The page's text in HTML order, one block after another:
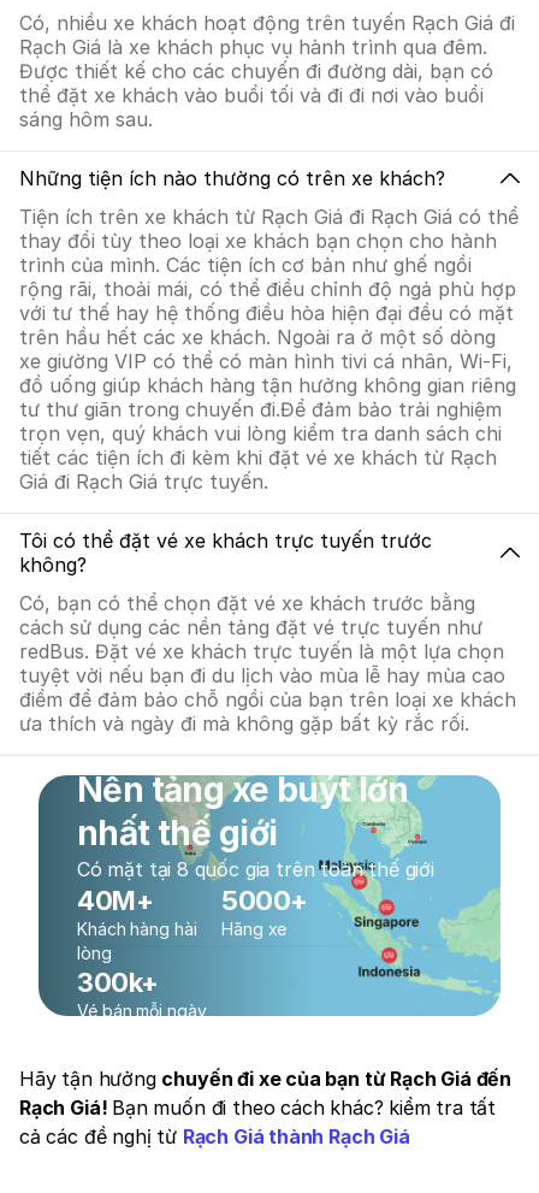
Có, nhiều xe khách hoạt động trên tuyến Rạch Giá đi
Rạch Giá là xe khách phục vụ hành trình qua đêm.
Được thiết kế cho các chuyến đi đường dài, bạn có
thể đặt xe khách vào buổi tối và đi đi nơi vào buổi
sáng hôm sau.
Những tiện ích nào thường có trên xe khách?
Tiện ích trên xe khách từ Rạch Giá đi Rạch Giá có thể
thay đổi tùy theo loại xe khách bạn chọn cho hành
trình của mình. Các tiện ích cơ bản như ghế ngồi
rộng rãi, thoải mái, có thể điều chỉnh độ ngả phù hợp
với tư thế hay hệ thống điều hòa hiện đại đều có mặt
trên hầu hết các xe khách. Ngoài ra ở một số dòng
xe giường VIP có thể có màn hình tivi cá nhân, Wi-Fi,
đồ uống giúp khách hàng tận hưởng không gian riêng
tư thư giãn trong chuyến đi.Để đảm bảo trải nghiệm
trọn vẹn, quý khách vui lòng kiểm tra danh sách chi
tiết các tiện ích đi kèm khi đặt vé xe khách từ Rạch
Giá đi Rạch Giá trực tuyến.
Tôi có thể đặt vé xe khách trực tuyến trước
không?
Có, bạn có thể chọn đặt vé xe khách trước bằng
cách sử dụng các nền tảng đặt vé trực tuyến như
redBus. Đặt vé xe khách trực tuyến là một lựa chọn
tuyệt vời nếu bạn đi du lịch vào mùa lễ hay mùa cao
điểm để đảm bảo chỗ ngồi của bạn trên loại xe khách
ưa thích và ngày đi mà không gặp bất kỳ rắc rối.
Nền tảng xe buýt lớn
nhất thế giới
Có mặt tại 8 quốc gia trên toàn thế giới
40M+
Khách hàng hài
lòng
5000+
Hãng xe
300k+
Vé bán mỗi ngày
Hãy tận hưởng chuyến đi xe của bạn từ Rạch Giá đến
Rạch Giá! Bạn muốn đi theo cách khác? kiểm tra tất
cả các đề nghị từ Rạch Giá thành Rạch Giá